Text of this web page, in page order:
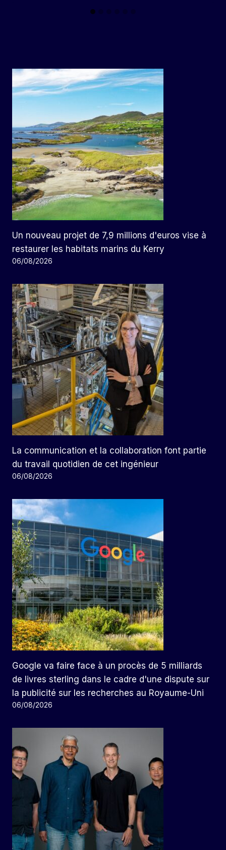
Un nouveau projet de 7,9 millions d'euros vise à
restaurer les habitats marins du Kerry
06/08/2026
La communication et la collaboration font partie
du travail quotidien de cet ingénieur
06/08/2026
Google va faire face à un procès de 5 milliards
de livres sterling dans le cadre d'une dispute sur
la publicité sur les recherches au Royaume-Uni
06/08/2026